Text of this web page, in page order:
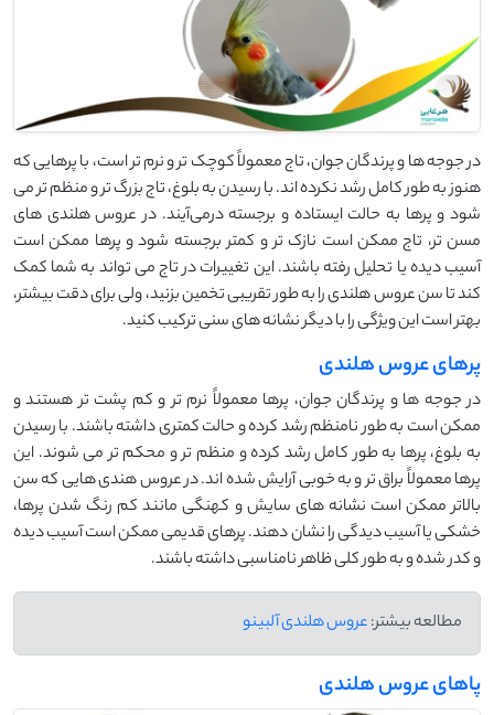
در جوجه‌ ها و پرندگان جوان، تاج معمولاً کوچک ‌تر و نرم ‌تر است، با پرهایی که
هنوز به طور کامل رشد نکرده ‌اند. با رسیدن به بلوغ، تاج بزرگ ‌تر و منظم‌ تر می‌
شود و پرها به حالت ایستاده و برجسته درمی‌آیند. در عروس هلندی ‌های
مسن ‌تر، تاج ممکن است نازک ‌تر و کمتر برجسته شود و پرها ممکن است
آسیب ‌دیده یا تحلیل رفته باشند. این تغییرات در تاج می ‌تواند به شما کمک
کند تا سن عروس هلندی را به طور تقریبی تخمین بزنید، ولی برای دقت بیشتر،
بهتر است این ویژگی را با دیگر نشانه ‌های سنی ترکیب کنید.
پرهای عروس هلندی
در جوجه ‌ها و پرندگان جوان، پرها معمولاً نرم ‌تر و کم ‌پشت ‌تر هستند و
ممکن است به طور نامنظم رشد کرده و حالت کمتری داشته باشند. با رسیدن
به بلوغ، پرها به طور کامل رشد کرده و منظم ‌تر و محکم ‌تر می‌ شوند. این
پرها معمولاً براق ‌تر و به خوبی آرایش شده ‌اند. در عروس هندی هایی که سن
بالاتر ممکن است نشانه ‌های سایش و کهنگی مانند کم رنگ شدن پرها،
خشکی یا آسیب ‌دیدگی را نشان دهند. پرهای قدیمی‌ ممکن است آسیب ‌دیده
و کدر شده و به طور کلی ظاهر نامناسبی داشته باشند.
مطالعه بیشتر:عروس هلندی آلبینو
پاهای عروس هلندی